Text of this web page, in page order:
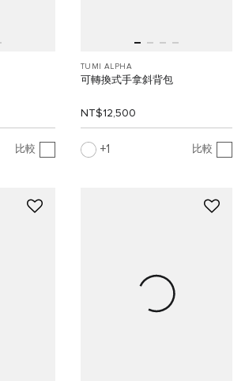
比較
TUMI ALPHA
可轉換式手拿斜背包
NT$12,500
1 比較